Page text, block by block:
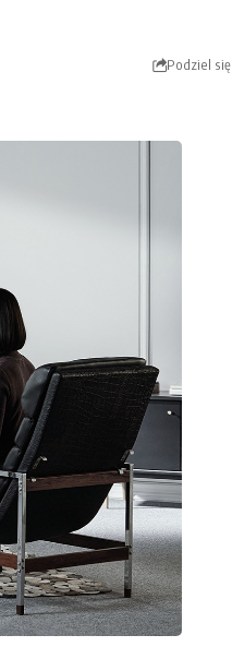
Podziel się